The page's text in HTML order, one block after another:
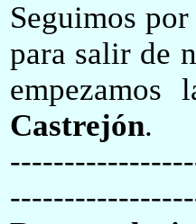
Seguimos
para salir de
Castrejón.